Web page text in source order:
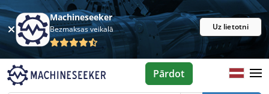
Machineseeker
Bezmaksas veikalā Uz lietotni
Pārdot